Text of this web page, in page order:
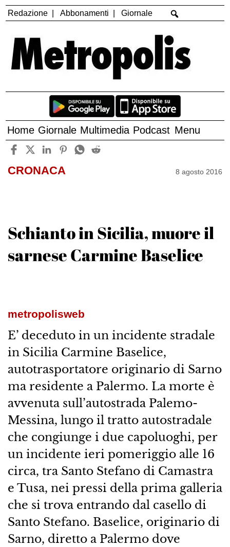
Redazione Abbonamenti Giornale
Home Giornale Multimedia Podcast Menu
CRONACA 8 agosto 2016
Schianto in Sicilia, muore il
sarnese Carmine Baselice
metropolisweb
E’ deceduto in un incidente stradale
in Sicilia Carmine Baselice,
autotrasportatore originario di Sarno
ma residente a Palermo. La morte è
avvenuta sull’autostrada Palemo-
Messina, lungo il tratto autostradale
che congiunge i due capoluoghi, per
un incidente ieri pomeriggio alle 16
circa, tra Santo Stefano di Camastra
e Tusa, nei pressi della prima galleria
che si trova entrando dal casello di
Santo Stefano. Baselice, originario di
Sarno, diretto a Palermo dove